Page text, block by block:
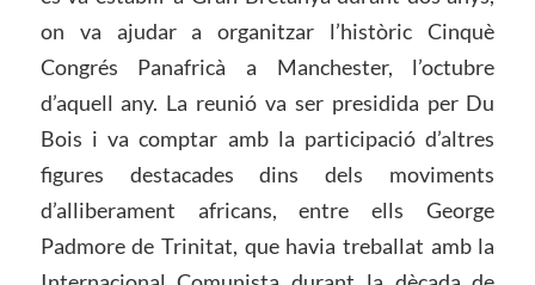
on va ajudar a organitzar l’històric Cinquè
Congrés Panafricà a Manchester, l’octubre
d’aquell any. La reunió va ser presidida per Du
Bois i va comptar amb la participació d’altres
figures destacades dins dels moviments
d’alliberament africans, entre ells George
Padmore de Trinitat, que havia treballat amb la